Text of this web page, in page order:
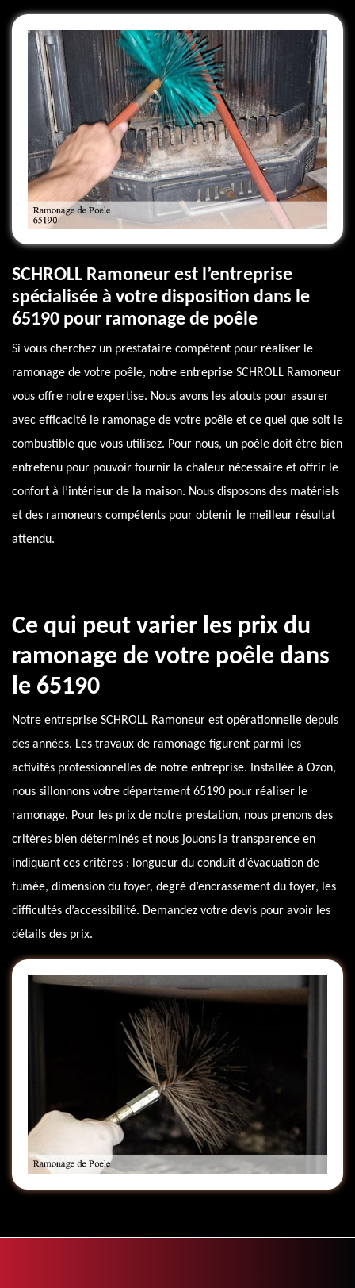
SCHROLL Ramoneur est l’entreprise
spécialisée à votre disposition dans le
65190 pour ramonage de poêle
Si vous cherchez un prestataire compétent pour réaliser le
ramonage de votre poêle, notre entreprise SCHROLL Ramoneur
vous offre notre expertise. Nous avons les atouts pour assurer
avec efficacité le ramonage de votre poêle et ce quel que soit le
combustible que vous utilisez. Pour nous, un poêle doit être bien
entretenu pour pouvoir fournir la chaleur nécessaire et offrir le
confort à l’intérieur de la maison. Nous disposons des matériels
et des ramoneurs compétents pour obtenir le meilleur résultat
attendu.
Ce qui peut varier les prix du
ramonage de votre poêle dans
le 65190
Notre entreprise SCHROLL Ramoneur est opérationnelle depuis
des années. Les travaux de ramonage figurent parmi les
activités professionnelles de notre entreprise. Installée à Ozon,
nous sillonnons votre département 65190 pour réaliser le
ramonage. Pour les prix de notre prestation, nous prenons des
critères bien déterminés et nous jouons la transparence en
indiquant ces critères : longueur du conduit d’évacuation de
fumée, dimension du foyer, degré d’encrassement du foyer, les
difficultés d’accessibilité. Demandez votre devis pour avoir les
détails des prix.